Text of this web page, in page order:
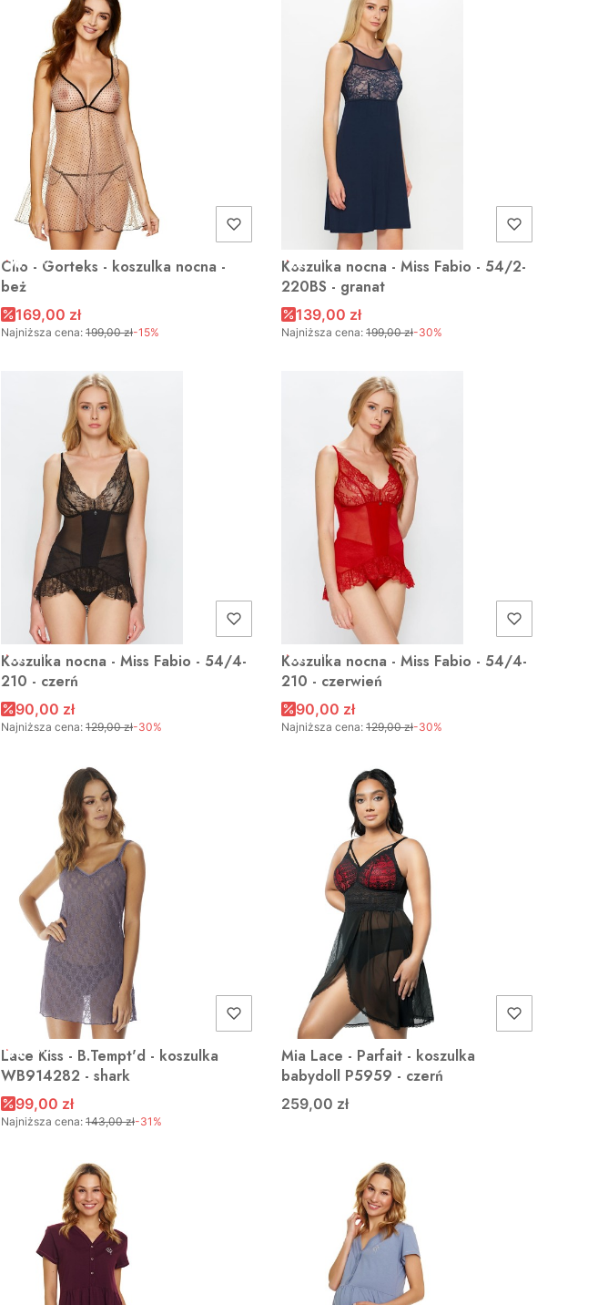
OKAZJA
Clio - Gorteks - koszulka nocna -
beż
169,00 zł
Najniższa cena: 199,00 zł-15%
OKAZJA
Koszulka nocna - Miss Fabio - 54/2-
220BS - granat
139,00 zł
Najniższa cena: 199,00 zł-30%
OKAZJA
Koszulka nocna - Miss Fabio - 54/4-
210 - czerń
90,00 zł
Najniższa cena: 129,00 zł-30%
OKAZJA
Koszulka nocna - Miss Fabio - 54/4-
210 - czerwień
90,00 zł
Najniższa cena: 129,00 zł-30%
OKAZJA
Lace Kiss - B.Tempt'd - koszulka
WB914282 - shark
99,00 zł
Najniższa cena: 143,00 zł-31%
Mia Lace - Parfait - koszulka
babydoll P5959 - czerń
259,00 zł